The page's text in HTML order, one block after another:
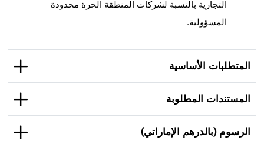
التجارية بالنسبة لشركات المنطقة الحرة محدودة
المسؤولية.
المتطلبات الأساسية
المستندات المطلوبة
الرسوم (بالدرهم الإماراتي)